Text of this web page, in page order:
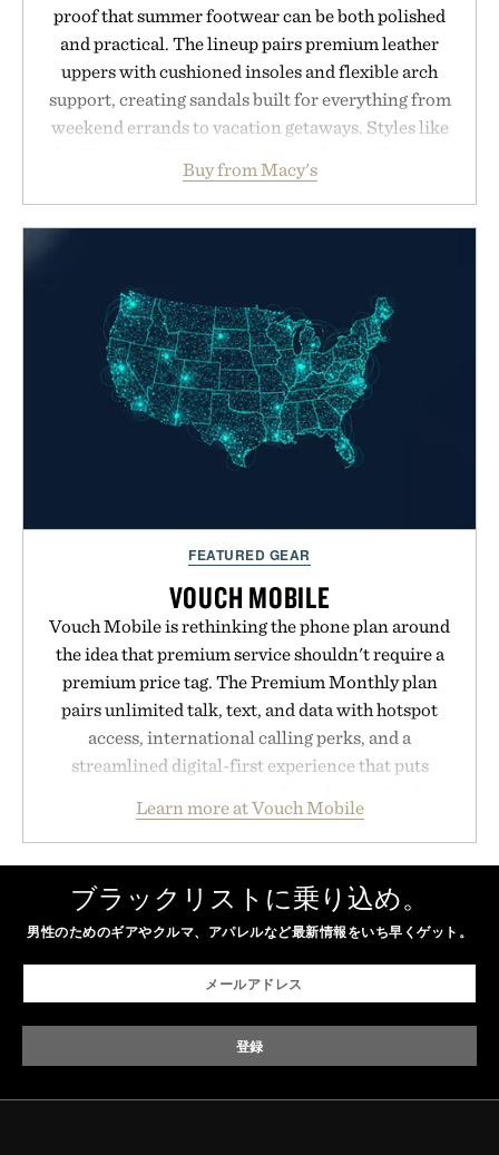
proof that summer footwear can be both polished
and practical. The lineup pairs premium leather
uppers with cushioned insoles and flexible arch
support, creating sandals built for everything from
weekend errands to vacation getaways. Styles like
with elevated finishes, while the Wassen
introduces a modern two-tone look and the
shorts. Comfortable enough for all-day wear and
versatile enough for nearly any warm-weather
outfit, these are the kind of sandals that earn a
permanent place in your summer rotation.
Presented by Kenneth Cole.
Buy from Macy's
FEATURED GEAR
VOUCH MOBILE
Vouch Mobile is rethinking the phone plan around
the idea that premium service shouldn't require a
premium price tag. The Premium Monthly plan
pairs unlimited talk, text, and data with hotspot
access, international calling perks, and a
streamlined digital-first experience that puts
than burying value behind complicated bundles or
long-term commitments, Vouch focuses on
the flexibility to start or stop service without the
usual carrier friction. For travelers, students, and
anyone tired of traditional wireless fine print, it
offers a refreshingly straightforward alternative to
Presented by Vouch Mobile.
Learn more at Vouch Mobile
ブラックリストに乗り込め。
男性のためのギアやクルマ、アパレルなど最新情報をいち早くゲット。